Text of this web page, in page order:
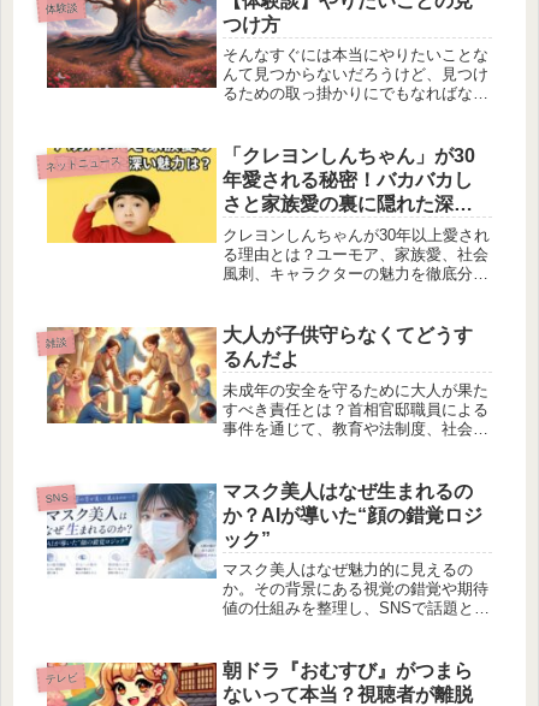
とめています。
体験談
つけ方
そんなすぐには本当にやりたいことな
んて見つからないだろうけど、見つけ
るための取っ掛かりにでもなればな、
ネットニュース
「クレヨンしんちゃん」が30
年愛される秘密！バカバカし
さと家族愛の裏に隠れた深い
魅力とは？
クレヨンしんちゃんが30年以上愛され
る理由とは？ユーモア、家族愛、社会
風刺、キャラクターの魅力を徹底分
深掘り解説！
雑談
大人が子供守らなくてどうす
るんだよ
未成年の安全を守るために大人が果た
すべき責任とは？首相官邸職員による
事件を通じて、教育や法制度、社会の
す。
SNS
マスク美人はなぜ生まれるの
か？AIが導いた“顔の錯覚ロジ
ック”
マスク美人はなぜ魅力的に見えるの
か。その背景にある視覚の錯覚や期待
値の仕組みを整理し、SNSで話題とな
てます。
テレビ
朝ドラ『おむすび』がつまら
ないって本当？視聴者が離脱